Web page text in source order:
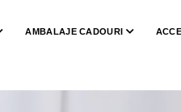
AMBALAJE CADOURI